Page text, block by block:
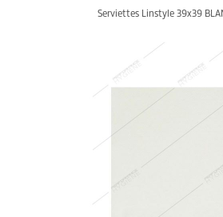
Serviettes Linstyle 39x39